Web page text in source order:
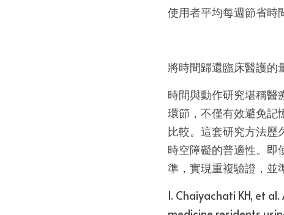
使用者平均每週節省時
將時間歸還臨床醫護的
時間與動作研究堪稱醫
環節，不僅有效避免記
比較。這套研究方法
時空障礙的普適性。即
準，實現重複驗證，並
1. Chaiyachati KH, et